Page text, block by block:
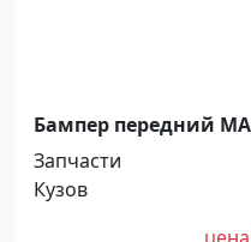
Бампер передний
Краснодар
Запчасти
Кузов